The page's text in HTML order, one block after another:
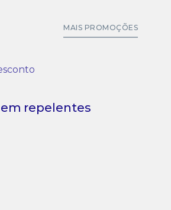
MAIS PROMOÇÕES
em repelentes